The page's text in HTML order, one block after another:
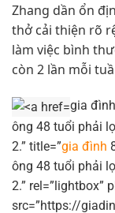
Zhang dần ổn
thở cải thiện rõ
làm việc bình
còn 2 lần mỗi
gia
ông 48 tuổi phải
2.” title=”gia đình
ông 48 tuổi phải
2.” rel=”lightbox”
src=”https://